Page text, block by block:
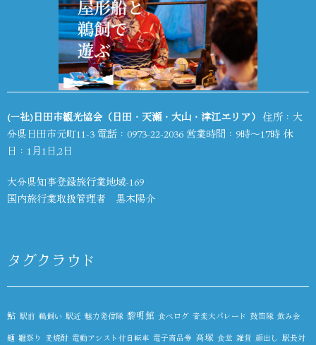
(一社)日田市観光協会（日田・天瀬・大山・津江エリア） 住所：大
分県日田市元町11-3 電話： 0973-22-2036 営業時間：9時～17時 休
日：1月1日,2日
大分県知事登録旅行業地域-169
国内旅行業取扱管理者 黒木陽介
タグクラウド
鮎 駅前 鵜飼い 駅近 魅力発信隊 黎明館 食べログ 音楽大パレード 鼓笛隊 飲み会
麺 雛祭り 麦焼酎 電動アシスト付自転車 電子商品券 高塚 食堂 雑貨 顔出し 駅長対